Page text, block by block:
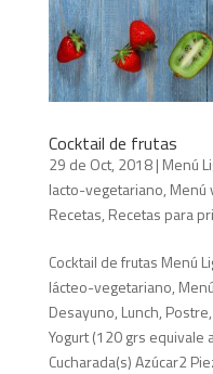
Cocktail de frutas
29 de Oct, 2018| Menú
lacto-vegetariano, Menú
Recetas, Recetas para
Cocktail de frutas Menú
lácteo-vegetariano,
Desayuno, Lunch,
Yogurt (120 grs equivale
Cucharada(s) Azúcar2